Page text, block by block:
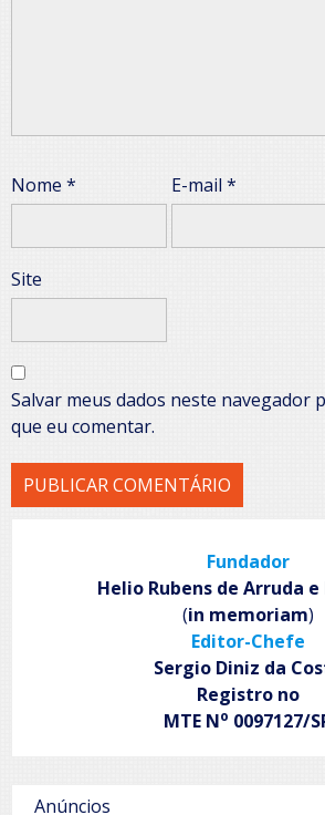
Nome * E-mail*
Site
Salvar meus dados neste navegador
que eu comentar.
Fundador
Helio Rubens de Arruda
(in memoriam)
Editor-Chefe
Sergio Diniz da
Registro no
MTE No 0097127/
Anúncios